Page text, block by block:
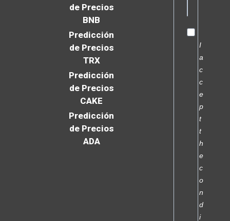
de Precios
BNB
Predicción
de Precios
TRX
Predicción
de Precios
CAKE
Predicción
de Precios
ADA
I
a
c
c
e
p
t
t
h
e
c
o
n
d
i